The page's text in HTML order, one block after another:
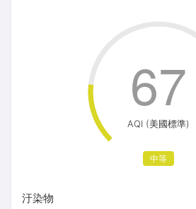
AQI (美國標準)
中等
67
汙染物